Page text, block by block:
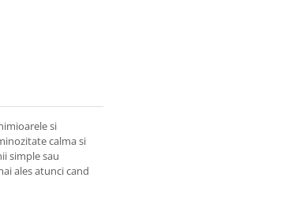
si
calma si
simple sau
ales atunci cand